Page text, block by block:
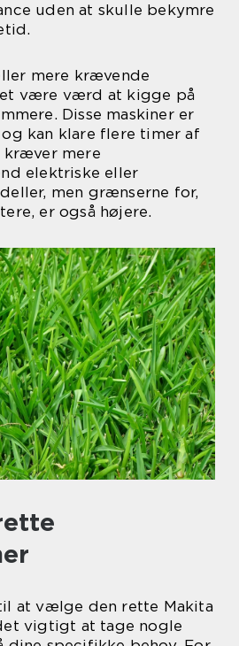
uden at skulle bekymre
mere krævende
være værd at kigge på
Disse maskiner er
kan klare flere timer af
kræver mere
elektriske eller
men grænserne for,
er også højere.
at vælge den rette Makita
vigtigt at tage nogle